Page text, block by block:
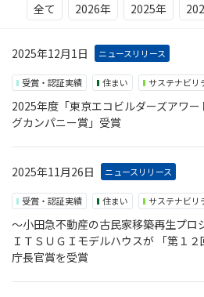
全て 2026年 2025年
2025年12月1日 ニュースリリース
受賞・認証実績 住まい サステナビリ
2025年度「東京エコビルダーズアワ
グカンパニー賞」受賞
2025年11月26日 ニュースリリース
受賞・認証実績 住まい サステナビリ
～小田急不動産の古民家移築再生プロ
ＩＴＳＵＧＩモデルハウスが 「第１
庁長官賞を受賞